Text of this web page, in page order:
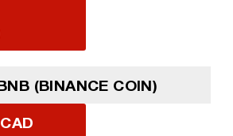
(BINANCE COIN)